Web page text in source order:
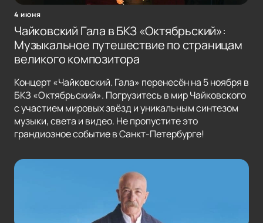
4 июня
Чайковский Гала в БКЗ «Октябрьский»:
Музыкальное путешествие по страницам
великого композитора
Концерт «Чайковский. Гала» перенесён на 5 ноября в
БКЗ «Октябрьский». Погрузитесь в мир Чайковского
с участием мировых звёзд и уникальным синтезом
музыки, света и видео. Не пропустите это
грандиозное событие в Санкт-Петербурге!